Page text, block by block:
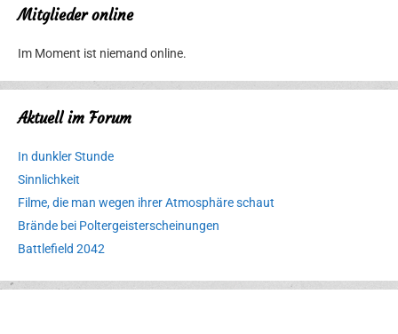
Mitglieder online
Im Moment ist niemand online.
Aktuell im Forum
In dunkler Stunde
Sinnlichkeit
Filme, die man wegen ihrer Atmosphäre schaut
Brände bei Poltergeisterscheinungen
Battlefield 2042
Erlebnispark
Verbotene